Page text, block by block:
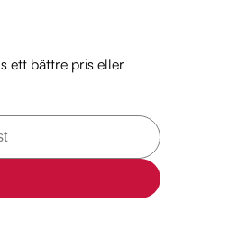
ett bättre pris eller